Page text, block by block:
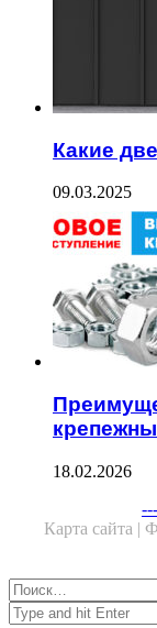
Какие
09.03.2025
18.02.2026
Карта сайта |
Close
Найти:
Close